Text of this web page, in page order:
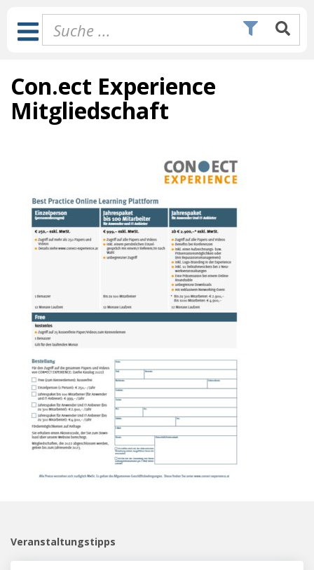
Inhalt
springen
Toggle
Navigation
Con.ect Experience
Mitgliedschaft
Veranstaltungstipps